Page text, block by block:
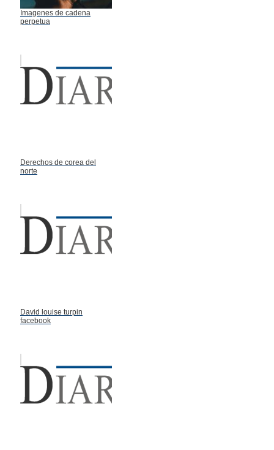
Imagenes de cadena
perpetua
Derechos de corea del
norte
David louise turpin
facebook